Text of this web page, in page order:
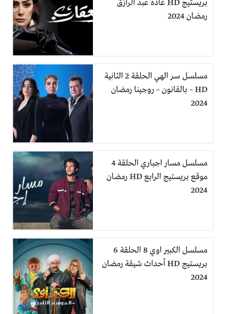
بريستيج HD غادة عبد الرازق
رمضان 2024
مسلسل سر الهي الحلقة 2 الثانية
HD – بالقانون – روجينا رمضان
2024
مسلسل مسار اجباري الحلقة 4
موقع بريستيج الرابع HD رمضان
2024
مسلسل الكبير اوي 8 الحلقة 6
بريستيج HD أحداث شيقة رمضان
2024